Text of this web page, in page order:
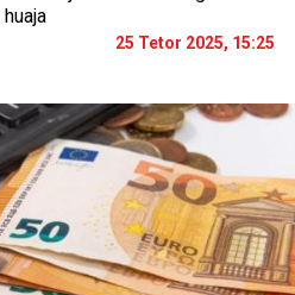
25 Tetor 2025, 15:25